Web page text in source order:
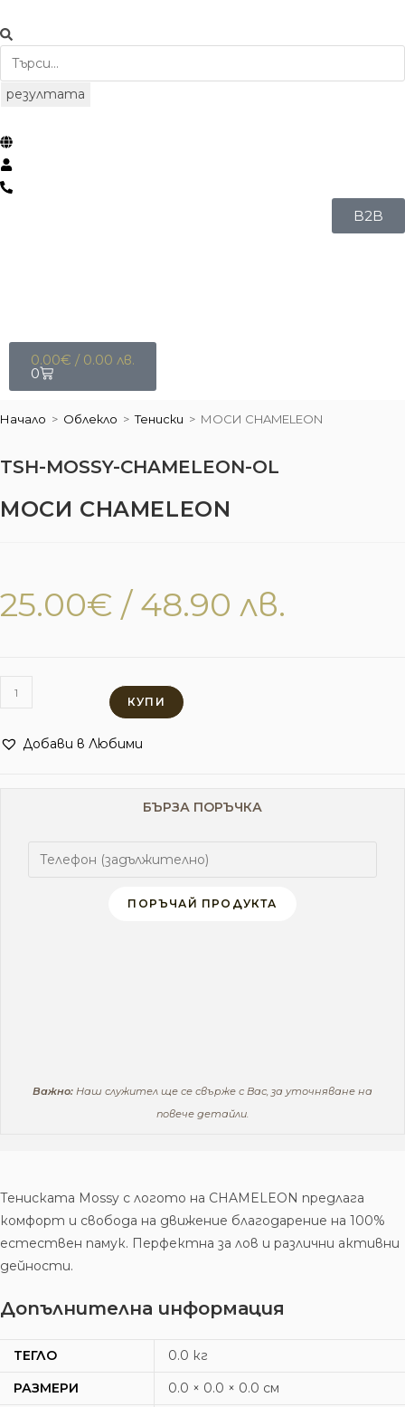
резултата
B2B
0.00€ / 0.00 лв.
0
Начало > Облекло > Тениски > МОСИ CHAMELEON
TSH-MOSSY-CHAMELEON-OL
МОСИ CHAMELEON
25.00€ / 48.90 лв.
КУПИ
Добави в Любими
БЪРЗА ПОРЪЧКА
ПОРЪЧАЙ ПРОДУКТА
Важно: Наш служител ще се свърже с Вас, за уточняване на
повече детайли.
Тениската Mossy с логото на CHAMELEON предлага
комфорт и свобода на движение благодарение на 100%
естествен памук. Перфектна за лов и различни активни
дейности.
Допълнителна информация
ТЕГЛО
0.0 кг
РАЗМЕРИ
0.0 × 0.0 × 0.0 см